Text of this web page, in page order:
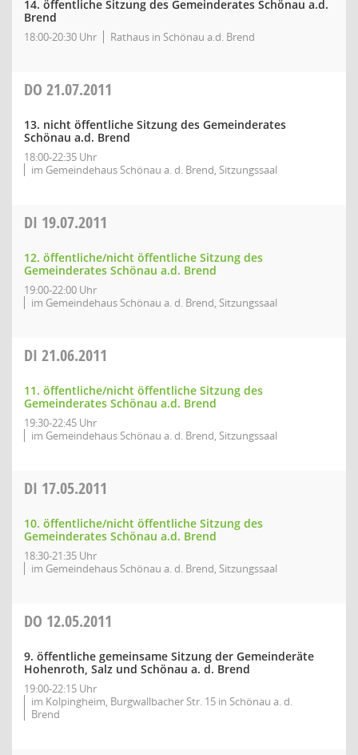
14. öffentliche Sitzung des Gemeinderates Schönau a.d.
Brend
18:00-20:30 Uhr Rathaus in Schönau a.d. Brend
DO 21.07.2011
13. nicht öffentliche Sitzung des Gemeinderates
Schönau a.d. Brend
18:00-22:35 Uhr
im Gemeindehaus Schönau a. d. Brend, Sitzungssaal
DI 19.07.2011
12. öffentliche/nicht öffentliche Sitzung des
Gemeinderates Schönau a.d. Brend
19:00-22:00 Uhr
im Gemeindehaus Schönau a. d. Brend, Sitzungssaal
DI 21.06.2011
11. öffentliche/nicht öffentliche Sitzung des
Gemeinderates Schönau a.d. Brend
19:30-22:45 Uhr
im Gemeindehaus Schönau a. d. Brend, Sitzungssaal
DI 17.05.2011
10. öffentliche/nicht öffentliche Sitzung des
Gemeinderates Schönau a.d. Brend
18:30-21:35 Uhr
im Gemeindehaus Schönau a. d. Brend, Sitzungssaal
DO 12.05.2011
9. öffentliche gemeinsame Sitzung der Gemeinderäte
Hohenroth, Salz und Schönau a. d. Brend
19:00-22:15 Uhr
im Kolpingheim, Burgwallbacher Str. 15 in Schönau a. d.
Brend